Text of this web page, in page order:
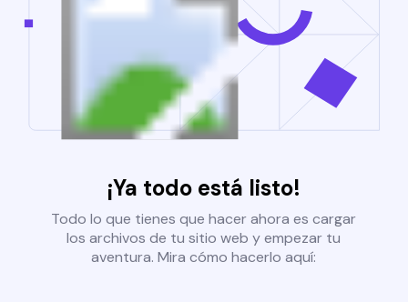
¡Ya todo está listo!
Todo lo que tienes que hacer ahora es cargar
los archivos de tu sitio web y empezar tu
aventura. Mira cómo hacerlo aquí: